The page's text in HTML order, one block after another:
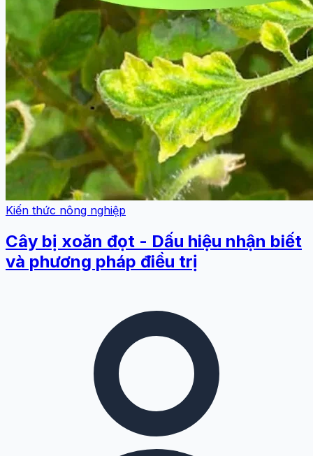
Kiến thức nông nghiệp
Cây bị xoăn đọt - Dấu hiệu nhận biết
và phương pháp điều trị